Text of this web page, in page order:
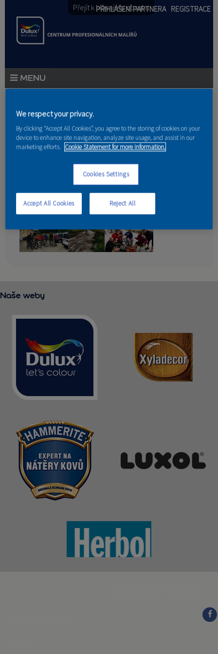
Přejít k hlavnímu obsahu
PŘIHLÁŠENÍ PARTNERA REGISTRACE
PRODUKTOVÉ NOVINKY
PORADENSTVÍ
AKCE A NOVINKY
PARTNEŘI
KONTAKT
Jste zde
Domů
Cyklo setkání
Třeboň
Naše weby
We respect your privacy.
By clicking “Accept All Cookies”, you agree to the storing of cookies on your
device to enhance site navigation, analyze site usage, and assist in our
marketing efforts. Cookie Statement for more information.
Cookies Settings
Reject All
Accept All Cookies